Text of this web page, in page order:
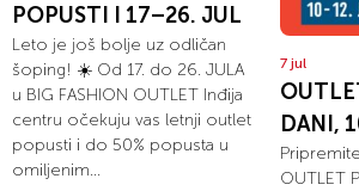
POPUSTI I 17–26. JUL
Leto je još bolje uz odličan
šoping! ☀️ Od 17. do 26. JULA
u BIG FASHION OUTLET Inđija
centru očekuju vas letnji outlet
popusti i do 50% popusta u
omiljenim...
7 jul
DANI,
OUTLET